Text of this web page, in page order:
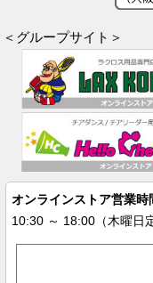
＜グループサイト＞
オンラインストア営業時
10:30 ～ 18:00（木曜日